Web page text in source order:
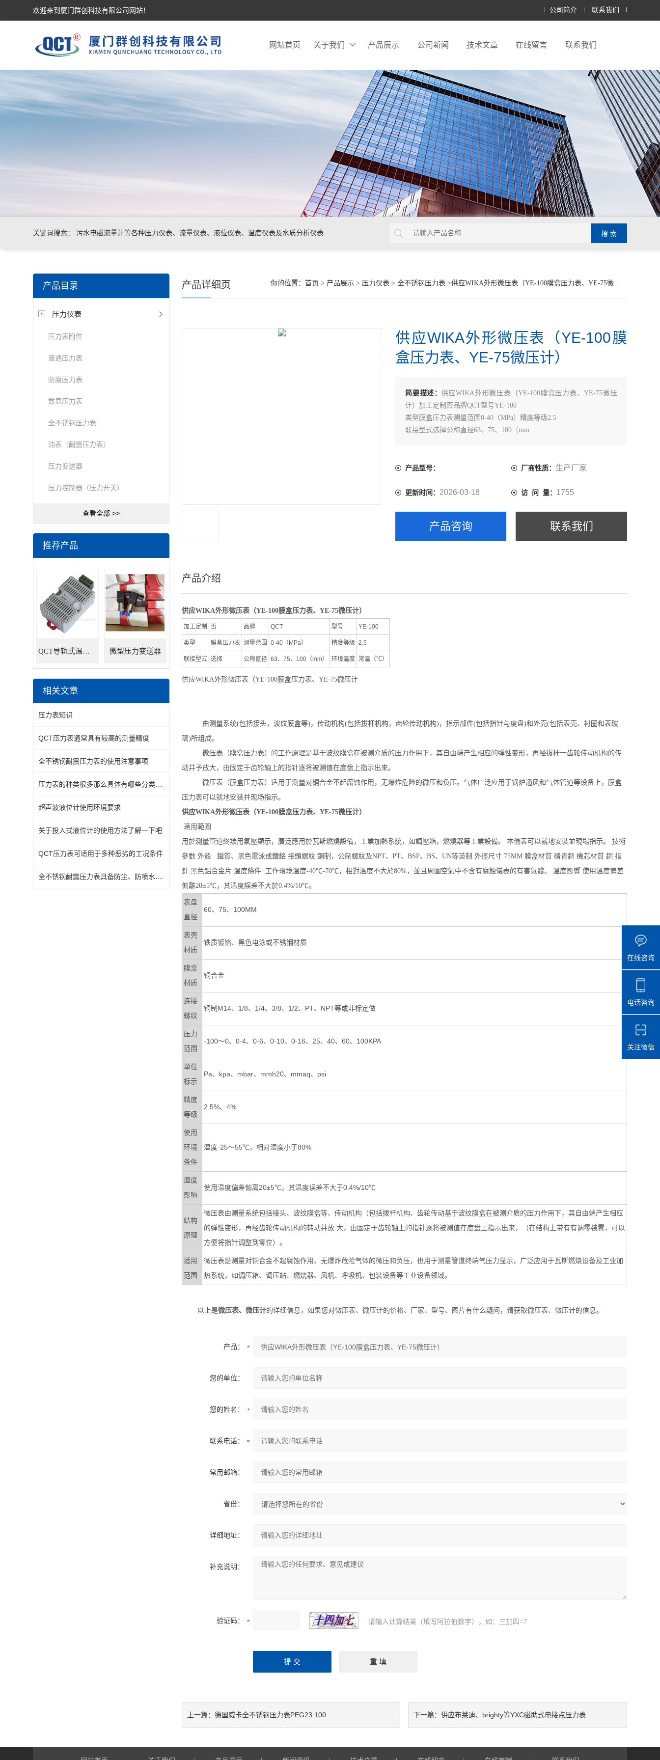
欢迎来到厦门群创科技有限公司网站！ 公司简介 联系我们
网站首页 关于我们 产品展示 公司新闻 技术文章 在线留言 联系我们
关键词搜索： 污水电磁流量计等各种压力仪表、流量仪表、液位仪表、温度仪表及水质分析仪表
产品目录
压力仪表
压力表附件
普通压力表
防腐压力表
数显压力表
全不锈钢压力表
油表（耐震压力表）
压力变送器
压力控制器（压力开关）
查看全部 >>
推荐产品
QCT导轨式温湿度变送器 微型压力变送器
相关文章
压力表知识
QCT压力表通常具有较高的测量精度
全不锈钢耐震压力表的使用注意事项
压力表的种类很多那么具体有哪些分类一起来看看吧
超声波液位计使用环境要求
关于投入式液位计的使用方法了解一下吧
QCT压力表可适用于多种恶劣的工况条件
全不锈钢耐震压力表具备防尘、防喷水的特性
你的位置：首页 > 产品展示 > 压力仪表 >全不锈钢压力表 >供应WIKA外形微压表（YE-100膜盒压力表、YE-75微压计）
产品详细页
供应WIKA外形微压表（YE-100膜
盒压力表、YE-75微压计）
简要描述： 供应WIKA外形微压表（YE-100膜盒压力表、YE-75微压
计）加工定制否品牌QCT型号YE-100
类型膜盒压力表测量范围0-40（MPa）精度等级2.5
联接型式选择公称直径63、75、100（mm
产品型号： 厂商性质： 生产厂家
更新时间： 2026-03-18 访 问 量： 1755
产品咨询 联系我们
产品介绍
供应WIKA外形微压表（YE-100膜盒压力表、YE-75微压计）
加工定制 否 品牌 QCT 型号 YE-100
类型 膜盒压力表 测量范围 0-40（MPa） 精度等级 2.5
联接型式 选择 公称直径 63、75、100（mm） 环境温度 常温（℃）
供应WIKA外形微压表（YE-100膜盒压力表、YE-75微压计
由测量系统(包括接头，波纹膜盒等)，传动机构(包括拔杆机构，齿轮传动机构)，指示部件(包括指针与度盘)和外壳(包括表壳、衬圈和表玻
璃)所组成。
微压表（膜盒压力表）的工作原理是基于波纹膜盒在被测介质的压力作用下，其自由端产生相应的弹性变形，再经拔杆一齿轮传动机构的传
动并予放大，由固定于齿轮轴上的指针逐将被测值在度盘上指示出来。
微压表（膜盒压力表）适用于测量对铜合金不起腐蚀作用，无爆炸危险的微压和负压。气体广泛应用于锅炉通风和气体管道等设备上，膜盒
压力表可以就地安装并现场指示。
供应WIKA外形微压表（YE-100膜盒压力表、YE-75微压计）
適用範圍
用於測量管道終羰用氣壓顯示，廣泛應用於瓦斯燃燒設備，工業加熱系統，如調壓箱，燃燒器等工業設備。 本儀表可以就地安裝並現場指示。 技術
參數 外殼 鐵質、黑色電泳或鍍鉻 接頭螺紋 銅制，公制螺紋及NPT、PT、BSP、BS、UN等英制 外徑尺寸 75MM 膜盒材質 磷青銅 機芯材質 銅 指
針 黑色鋁合金片 溫度條件 工作環境溫度-40℃-70℃，相對溫度不大於80%，並且周圍空氣中不含有腐蝕儀表的有害氣體。 溫度影響 使用溫度偏差
偏離20±5℃，其溫度誤差不大於0.4%/10℃。
表盘
直径
60、75、100MM
表壳
材质
铁质镀铬、黑色电泳或不锈钢材质
膜盒
材质
铜合金
连接
螺纹
铜制M14、1/8、1/4、3/8、1/2、PT、NPT等或非标定做
压力
范围
-100～0、0-4、0-6、0-10、0-16、25、40、60、100KPA
单位
标示
Pa、kpa、mbar、mmh20、mmaq、psi
精度
等级
2.5%、4%
使用
环境
条件
温度-25～55℃，相对湿度小于80%
温度
影响
使用温度偏差偏离20±5℃，其温度误差不大于0.4%/10℃
结构
原理
微压表由测量系统包括接头、波纹膜盒等、传动机构（包括拨杆机构、齿轮传动基于波纹膜盒在被测介质的压力作用下，其自由端产生相应
的弹性变形，再经齿轮传动机构的转动并放 大，由固定于齿轮轴上的指针逐将被测值在度盘上指示出来，（在结构上带有有调零装置，可以
方便将指针调整到零位）。
适用
范围
微压表是测量对铜合金不起腐蚀作用、无爆炸危险气体的微压和负压，也用于测量管道终端气压力显示，广泛应用于瓦斯燃烧设备及工业加
热系统，如调压箱、调压站、燃烧器、风机、呼吸机、包装设备等工业设备领域。
以上是微压表、微压计的详细信息，如果您对微压表、微压计的价格、厂家、型号、图片有什么疑问，请获取微压表、微压计的信息。
产品：
您的单位：
您的姓名：
联系电话：
常用邮箱：
省份：
详细地址：
补充说明：
验证码： 请输入计算结果（填写阿拉伯数字），如：三加四=7
上一篇： 德国威卡全不锈钢压力表PEG23.100 下一篇：供应布莱迪、brighty等YXC磁助式电接点压力表
在线咨询
电话咨询
关注微信